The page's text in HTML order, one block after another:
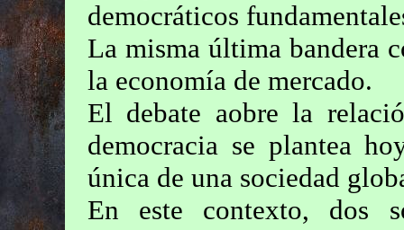
democráticos
La misma última bandera
la economía de mercado.
El debate aobre la
democracia se plantea
única de una sociedad
En este contexto, dos